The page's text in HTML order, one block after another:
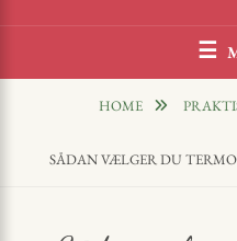
HOME
SÅDAN VÆLGER DU